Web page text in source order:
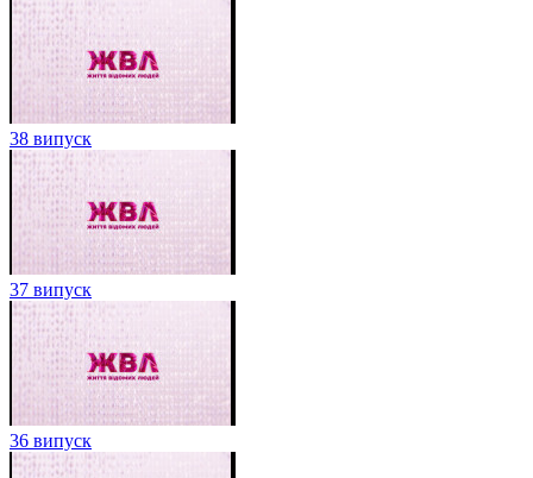
38 випуск
37 випуск
36 випуск